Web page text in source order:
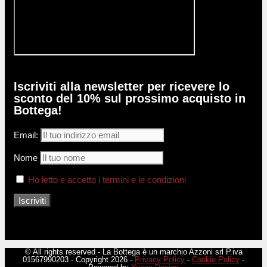
Iscriviti alla newsletter per ricevere lo
sconto del 10% sul prossimo acquisto in
Bottega!
Email:
Nome
Ho letto e accetto i termini e le condizioni
© All rights reserved - La Bottega è un marchio Azzoni srl P.iva
01567990203 - Copyright 2026 -Privacy Policy - Cookie Policy -